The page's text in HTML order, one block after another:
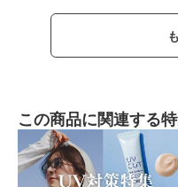
この商品に関連する